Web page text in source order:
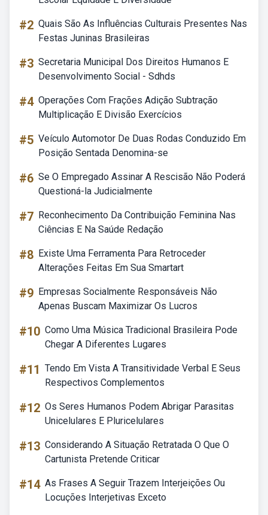
#2 Quais São As Influências Culturais Presentes Nas
Festas Juninas Brasileiras
#3 Secretaria Municipal Dos Direitos Humanos E
Desenvolvimento Social - Sdhds
#4 Operações Com Frações Adição Subtração
Multiplicação E Divisão Exercícios
#5 Veículo Automotor De Duas Rodas Conduzido Em
Posição Sentada Denomina-se
#6 Se O Empregado Assinar A Rescisão Não Poderá
Questioná-la Judicialmente
#7 Reconhecimento Da Contribuição Feminina Nas
Ciências E Na Saúde Redação
#8 Existe Uma Ferramenta Para Retroceder
Alterações Feitas Em Sua Smartart
#9 Empresas Socialmente Responsáveis Não
Apenas Buscam Maximizar Os Lucros
#10 Como Uma Música Tradicional Brasileira Pode
Chegar A Diferentes Lugares
#11 Tendo Em Vista A Transitividade Verbal E Seus
Respectivos Complementos
#12 Os Seres Humanos Podem Abrigar Parasitas
Unicelulares E Pluricelulares
#13 Considerando A Situação Retratada O Que O
Cartunista Pretende Criticar
#14 As Frases A Seguir Trazem Interjeições Ou
Locuções Interjetivas Exceto